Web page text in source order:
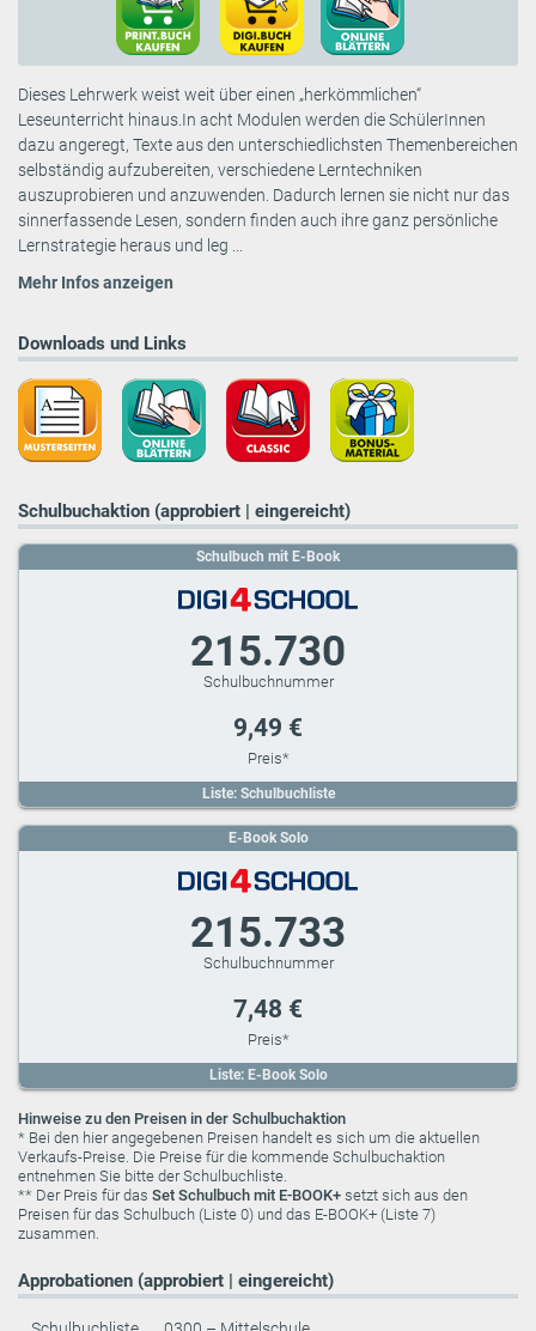
Dieses Lehrwerk weist weit über einen „herkömmlichen“
Leseunterricht hinaus.In acht Modulen werden die SchülerInnen
dazu angeregt, Texte aus den unterschiedlichsten Themenbereichen
selbständig aufzubereiten, verschiedene Lerntechniken
auszuprobieren und anzuwenden. Dadurch lernen sie nicht nur das
sinnerfassende Lesen, sondern finden auch ihre ganz persönliche
Lernstrategie heraus und leg ...
Mehr Infos anzeigen
Downloads und Links
Schulbuchaktion (approbiert | eingereicht)
Liste: Schulbuchliste
Schulbuch mit E-Book
215.730
9,49 €
Liste: E-Book Solo
E-Book Solo
215.733
7,48 €
Hinweise zu den Preisen in der Schulbuchaktion
* Bei den hier angegebenen Preisen handelt es sich um die aktuellen
Verkaufs-Preise. Die Preise für die kommende Schulbuchaktion
entnehmen Sie bitte der Schulbuchliste.
** Der Preis für das Set Schulbuch mit E-BOOK+ setzt sich aus den
Preisen für das Schulbuch (Liste 0) und das E-BOOK+ (Liste 7)
zusammen.
Approbationen (approbiert | eingereicht)